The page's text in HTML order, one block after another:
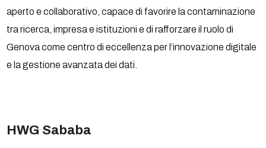
aperto e collaborativo, capace di favorire la contaminazione
tra ricerca, impresa e istituzioni e di rafforzare il ruolo di
Genova come centro di eccellenza per l’innovazione digitale
e la gestione avanzata dei dati.
HWG Sababa